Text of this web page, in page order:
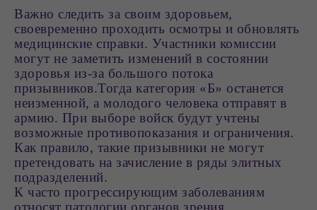
Важно следить за своим здоровьем,
своевременно проходить осмотры и обновлять
медицинские справки. Участники комиссии
могут не заметить изменений в состоянии
здоровья из-за большого потока
призывников.Тогда категория «Б» останется
неизменной, а молодого человека отправят в
армию. При выборе войск будут учтены
возможные противопоказания и ограничения.
Как правило, такие призывники не могут
претендовать на зачисление в ряды элитных
подразделений.
К часто прогрессирующим заболеваниям
относят патологии органов зрения,